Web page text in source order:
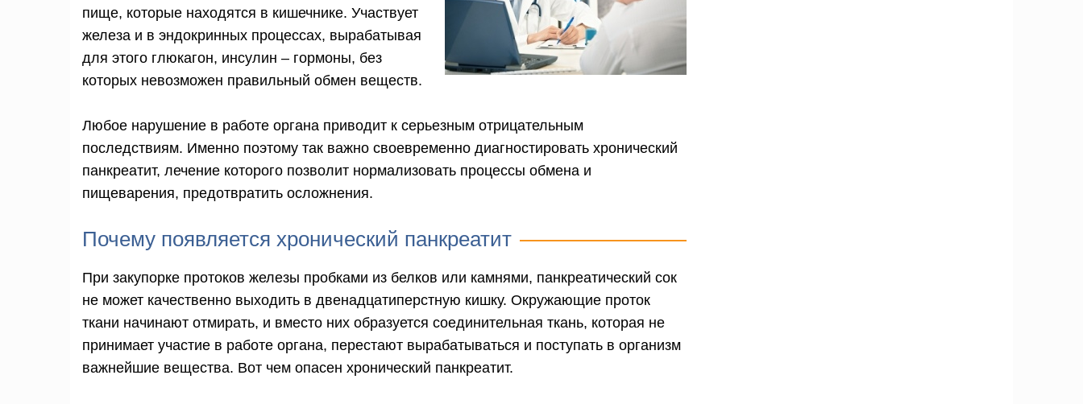
пище, которые находятся в кишечнике. Участвует
железа и в эндокринных процессах, вырабатывая
для этого глюкагон, инсулин – гормоны, без
которых невозможен правильный обмен веществ.
Любое нарушение в работе органа приводит к серьезным отрицательным
последствиям. Именно поэтому так важно своевременно диагностировать хронический
панкреатит, лечение которого позволит нормализовать процессы обмена и
пищеварения, предотвратить осложнения.
Почему появляется хронический панкреатит
При закупорке протоков железы пробками из белков или камнями, панкреатический сок
не может качественно выходить в двенадцатиперстную кишку. Окружающие проток
ткани начинают отмирать, и вместо них образуется соединительная ткань, которая не
принимает участие в работе органа, перестают вырабатываться и поступать в организм
важнейшие вещества. Вот чем опасен хронический панкреатит.